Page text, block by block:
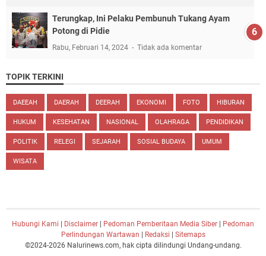
Terungkap, Ini Pelaku Pembunuh Tukang Ayam
Potong di Pidie
Rabu, Februari 14, 2024 Tidak ada komentar
TOPIK TERKINI
DAEEAH DAERAH DEERAH EKONOMI FOTO HIBURAN
HUKUM KESEHATAN NASIONAL OLAHRAGA PENDIDIKAN
POLITIK RELEGI SEJARAH SOSIAL BUDAYA UMUM
WISATA
Hubungi Kami | Disclaimer | Pedoman Pemberitaan Media Siber | Pedoman
Perlindungan Wartawan | Redaksi | Sitemaps
©2024-2026 Nalurinews.com, hak cipta dilindungi Undang-undang.